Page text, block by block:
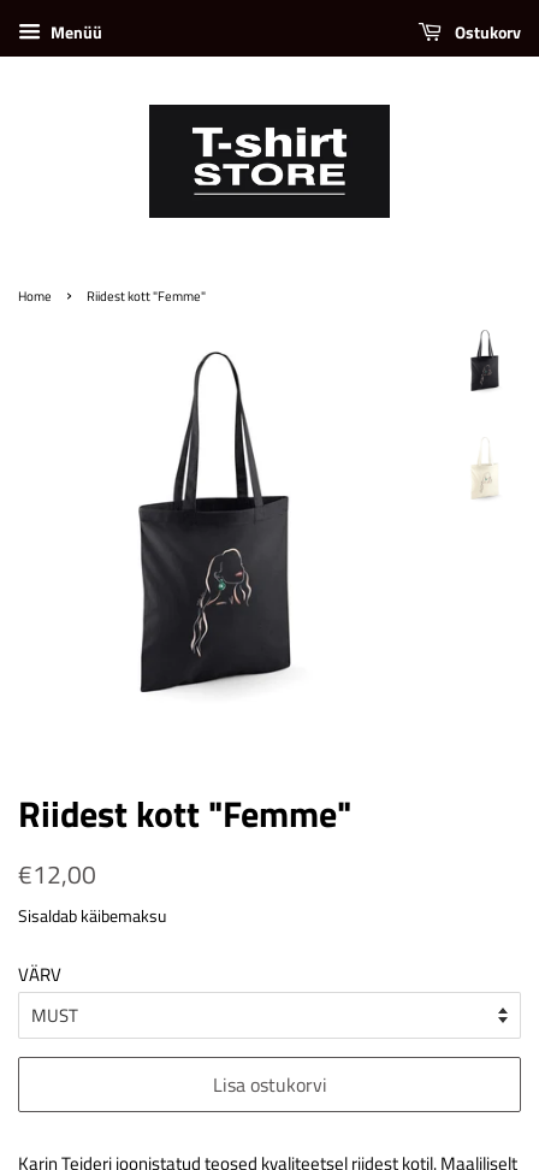
Menüü Ostukorv
Home › Riidest kott "Femme"
Riidest kott "Femme"
Tavahind
€12,00
Sisaldab käibemaksu
VÄRV
Lisa ostukorvi
Karin Teideri joonistatud teosed kvaliteetsel riidest kotil. Maaliliselt